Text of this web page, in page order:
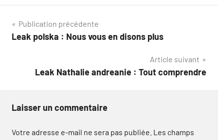
Navigation
de
Publication précédente
Leak polska : Nous vous en disons plus
Article suivant
Leak Nathalie andreanie : Tout comprendre
Laisser un commentaire
Votre adresse e-mail ne sera pas publiée. Les champs